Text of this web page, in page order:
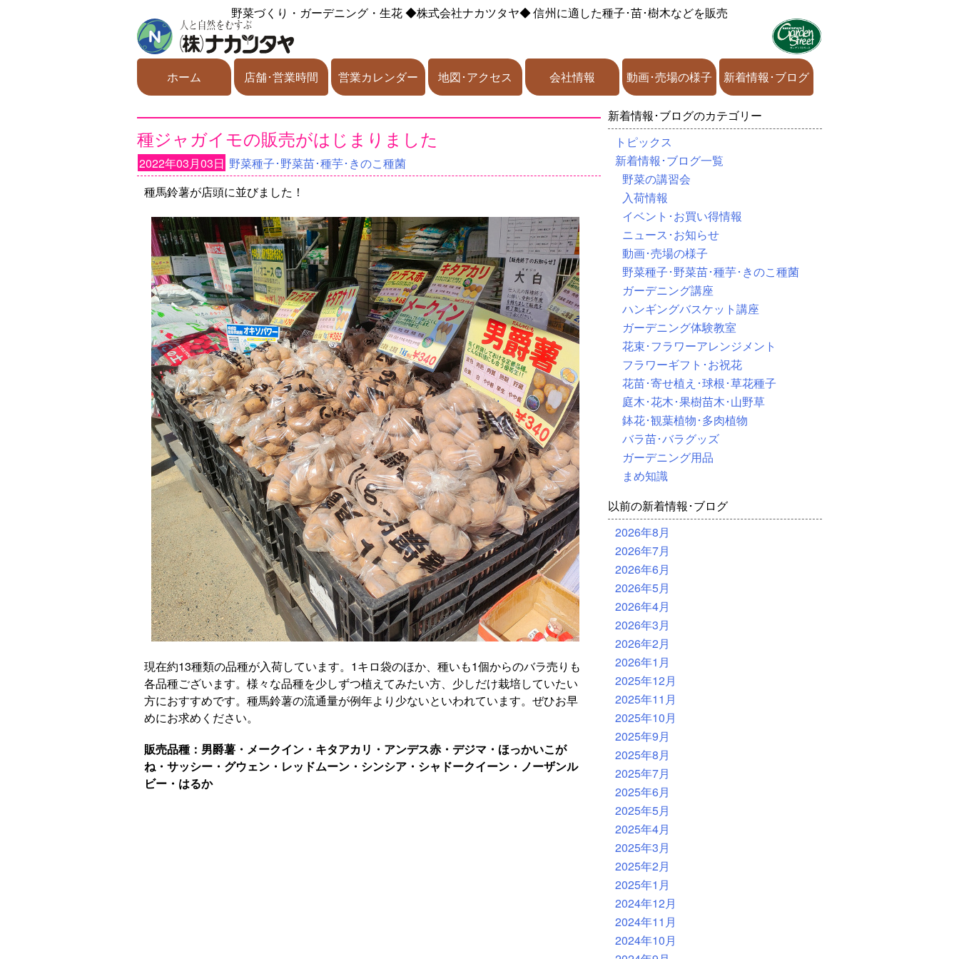
野菜づくり・ガーデニング・生花◆株式会社ナカツタヤ◆信州に適した種子･苗･樹木などを販売
ホーム 店舗･営業時間 営業カレンダー 地図･アクセス 会社情報 動画･売場の様子 新着情報･ブログ
種ジャガイモの販売がはじまりました
2022年03月03日 野菜種子･野菜苗･種芋･きのこ種菌
種馬鈴薯が店頭に並びました！
現在約13種類の品種が入荷しています。1キロ袋のほか、種いも1個からのバラ売りも
各品種ございます。様々な品種を少しずつ植えてみたい方、少しだけ栽培していたい
方におすすめです。種馬鈴薯の流通量が例年より少ないといわれています。ぜひお早
めにお求めください。
販売品種：男爵薯・メークイン・キタアカリ・アンデス赤・デジマ・ほっかいこが
ね・サッシー・グウェン・レッドムーン・シンシア・シャドークイーン・ノーザンル
ビー・はるか
新着情報･ブログのカテゴリー
トピックス
新着情報･ブログ一覧
野菜の講習会
入荷情報
イベント･お買い得情報
ニュース･お知らせ
動画･売場の様子
野菜種子･野菜苗･種芋･きのこ種菌
ガーデニング講座
ハンギングバスケット講座
ガーデニング体験教室
花束･フラワーアレンジメント
フラワーギフト･お祝花
花苗･寄せ植え･球根･草花種子
庭木･花木･果樹苗木･山野草
鉢花･観葉植物･多肉植物
バラ苗･バラグッズ
ガーデニング用品
まめ知識
以前の新着情報･ブログ
2026年8月
2026年7月
2026年6月
2026年5月
2026年4月
2026年3月
2026年2月
2026年1月
2025年12月
2025年11月
2025年10月
2025年9月
2025年8月
2025年7月
2025年6月
2025年5月
2025年4月
2025年3月
2025年2月
2025年1月
2024年12月
2024年11月
2024年10月